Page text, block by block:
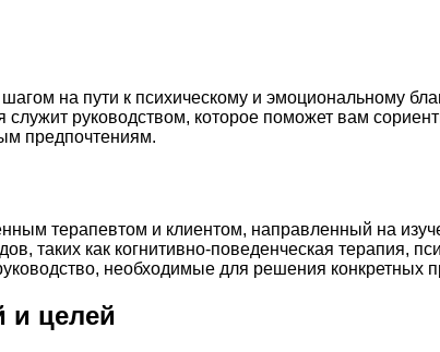
на пути к психическому и эмоциональному
руководством, которое поможет вам
предпочтениям.
терапевтом и клиентом, направленный на
таких как когнитивно-поведенческая терапия,
необходимые для решения конкретных
и целей